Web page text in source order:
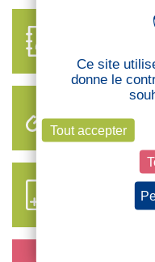
LIENS
Ce site
donne le
Tout accepter